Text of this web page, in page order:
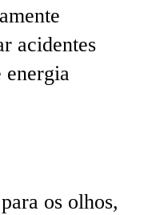
acidentes
energia
os olhos,